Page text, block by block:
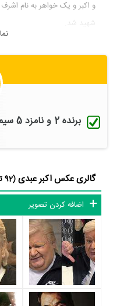
شهید شد.
است. آن‌ها یک فرزند دختر به نام
اکبر
فعالیت هنری‌اش را آغاز کرد،
خود را به عنوان بازیگری مستعد
او
شناساند. جنجال بزرگ شش
برنده 2 و نامزد 5 سیمرغ بلورین از جشنواره فیلم فجر
گالری عکس اکبر عبدی(92 تصویر)
اضافه کردن تصویر